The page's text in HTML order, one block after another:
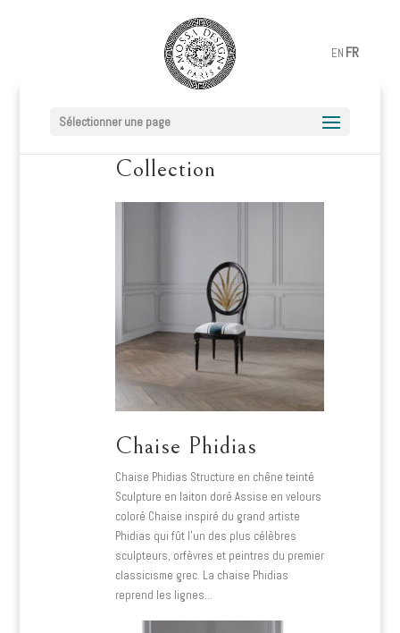
EN FR
Sélectionner une page
Collection
Chaise Phidias
Chaise Phidias Structure en chêne teinté
Sculpture en laiton doré Assise en velours
coloré Chaise inspiré du grand artiste
Phidias qui fût l’un des plus célèbres
sculpteurs, orfèvres et peintres du premier
classicisme grec. La chaise Phidias
reprend les lignes…